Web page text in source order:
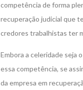
competência de forma
recuperação judicial que
credores trabalhistas ter
Embora a celeridade seja
essa competência, se
da empresa em